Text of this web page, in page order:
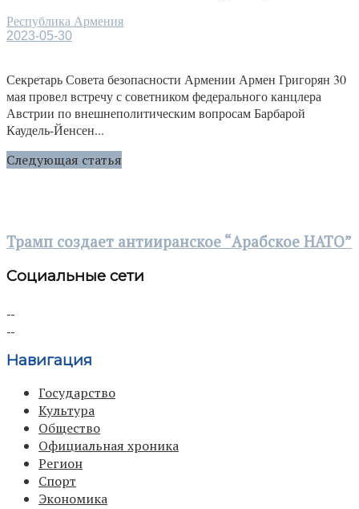
Республика Армения
2023-05-30
Секретарь Совета безопасности Армении Армен Григорян 30
мая провел встречу с советником федерального канцлера
Австрии по внешнеполитическим вопросам Барбарой
Каудель-Йенсен...
Следующая статья
Трамп создает антииранское “Арабское НАТО”
Социальные сети
Навигация
Государство
Культура
Общество
Официальная хроника
Регион
Спорт
Экономика